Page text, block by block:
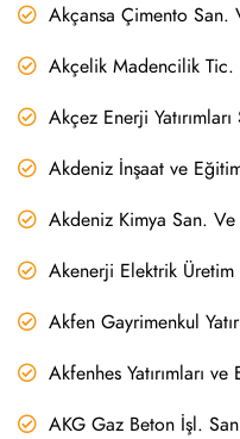
Akçansa Çimento San.
Akçelik Madencilik
Akçez Enerji
Akdeniz İnşaat ve
Akdeniz Kimya San.
Akenerji Elektrik
Akfen Gayrimenkul
Akfenhes Yatırımları
AKG Gaz Beton İşl.